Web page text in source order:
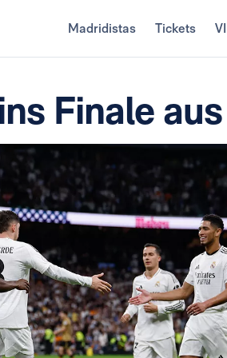
Madridistas Tickets
Finale aus